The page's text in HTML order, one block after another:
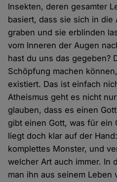
Insekten, deren gesamter
basiert, dass sie sich in die
graben und sie erblinden
vom Inneren der Augen
hast du uns das gegeben?
Schöpfung machen
existiert. Das ist einfach
Atheismus geht es nicht
glauben, dass es einen
gibt einen Gott, was für ein
liegt doch klar auf der
komplettes Monster, und
welcher Art auch immer. In
man ihn aus seinem Leben